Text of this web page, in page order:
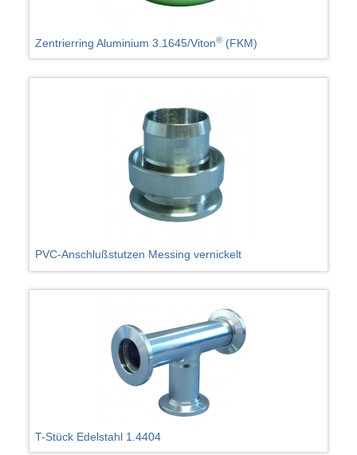
Zentrierring Aluminium 3.1645/Viton® (FKM)
PVC-Anschlußstutzen Messing vernickelt
T-Stück Edelstahl 1.4404